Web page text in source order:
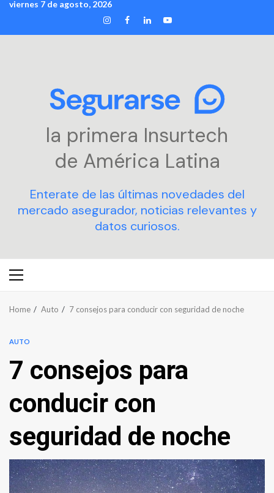
Skip
content
viernes 7 de agosto, 2026
INSTAGRAM
FACEBOOK
LINKEDIN
YOUTUBE
la primera Insurtech
de América Latina
Enterate de las últimas novedades del
mercado asegurador, noticias relevantes y
datos curiosos.
Primary
Home Auto 7 consejos para conducir con seguridad de noche
AUTO
7 consejos para
conducir con
seguridad de noche